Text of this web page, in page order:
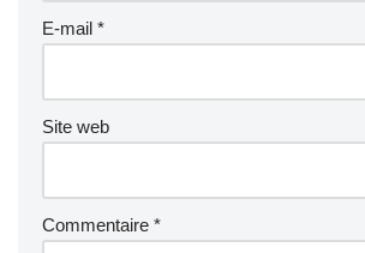
E-mail *
Site web
Commentaire *